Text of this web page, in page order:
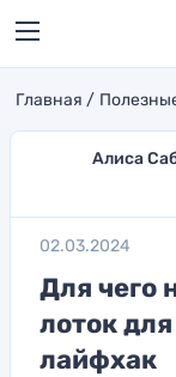
Главная
Алиса
02.03.2024
Для чего
лоток
лайфхак